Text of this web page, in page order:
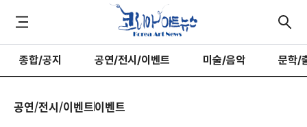
종합/공지 공연/전시/이벤트 미술/음악 문학/
공연/전시/이벤트이벤트